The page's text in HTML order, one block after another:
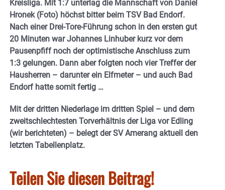
Kreisliga. Mit 1:7 unterlag die Mannschaft von Daniel
Hronek (Foto) höchst bitter beim TSV Bad Endorf.
Nach einer Drei-Tore-Führung schon in den ersten gut
20 Minuten war Johannes Linhuber kurz vor dem
Pausenpfiff noch der optimistische Anschluss zum
1:3 gelungen. Dann aber folgten noch vier Treffer der
Hausherren – darunter ein Elfmeter – und auch Bad
Endorf hatte somit fertig …
Mit der dritten Niederlage im dritten Spiel – und dem
zweitschlechtesten Torverhältnis der Liga vor Edling
(wir berichteten) – belegt der SV Amerang aktuell den
letzten Tabellenplatz.
Teilen Sie diesen Beitrag!